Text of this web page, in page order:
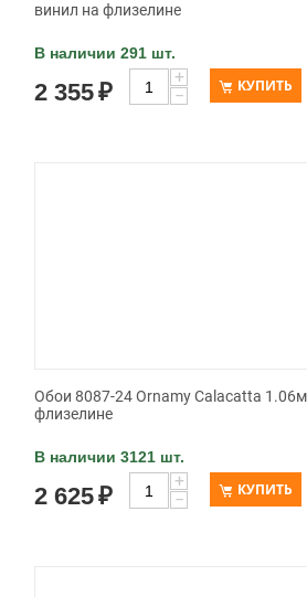
винил на флизелине
В наличии 291 шт.
2 355₽
+
−
КУПИТЬ
Обои 8087-24 Ornamy Calacatta
флизелине
В наличии 3121 шт.
2 625₽
+
−
КУПИТЬ